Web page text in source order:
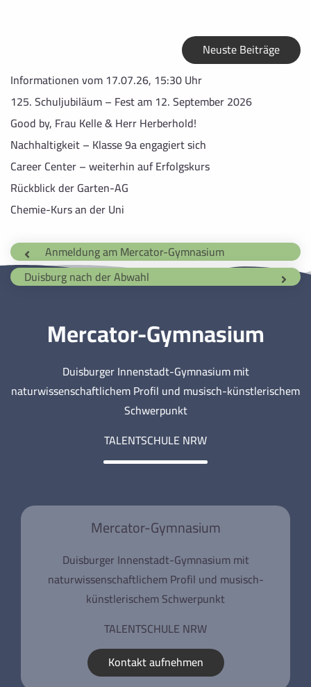
Neuste Beiträge
Informationen vom 17.07.26, 15:30 Uhr
125. Schuljubiläum – Fest am 12. September 2026
Good by, Frau Kelle & Herr Herberhold!
Nachhaltigkeit – Klasse 9a engagiert sich
Career Center – weiterhin auf Erfolgskurs
Rückblick der Garten-AG
Chemie-Kurs an der Uni
Anmeldung am Mercator-Gymnasium
Duisburg nach der Abwahl
Mercator-Gymnasium
Duisburger Innenstadt-Gymnasium mit
naturwissenschaftlichem Profil und musisch-künstlerischem
Schwerpunkt
TALENTSCHULE NRW
Mercator-Gymnasium
Duisburger Innenstadt-Gymnasium mit
naturwissenschaftlichem Profil und musisch-
künstlerischem Schwerpunkt
TALENTSCHULE NRW
Kontakt aufnehmen